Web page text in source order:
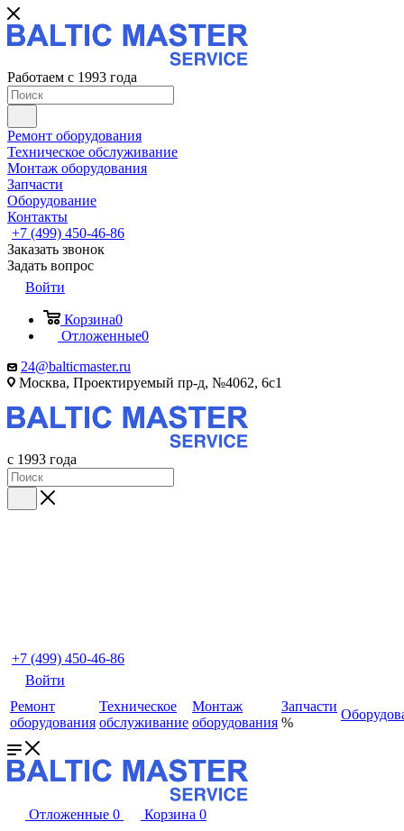
Работаем с 1993 года
Ремонт оборудования
Техническое обслуживание
Монтаж оборудования
Запчасти
Оборудование
Контакты
+7 (499) 450-46-86
Заказать звонок
Задать вопрос
Войти
Корзина0
Отложенные0
24@balticmaster.ru
Москва, Проектируемый пр-д, №4062, 6с1
с 1993 года
+7 (499) 450-46-86
Войти
Ремонт
оборудования
Техническое
обслуживание
Монтаж
оборудования
Запчасти
%
Отложенные 0 Корзина 0